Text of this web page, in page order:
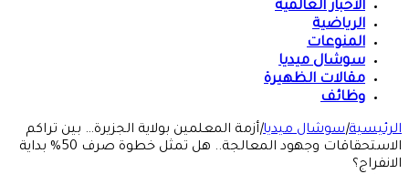
الأخبار العالمية
الرياضية
المنوعات
سوشال ميديا
مقالات الظهيرة
وظائف
الرئيسية|سوشال ميديا|أزمة المعلمين بولاية الجزيرة… بين تراكم
الاستحقاقات وجهود المعالجة.. هل تمثل خطوة صرف 50% بداية
الانفراج؟